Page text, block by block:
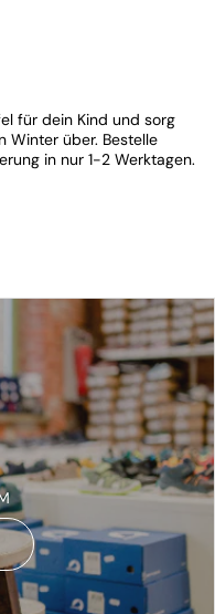
für dein Kind und sorg
Winter über. Bestelle
in nur 1-2 Werktagen.